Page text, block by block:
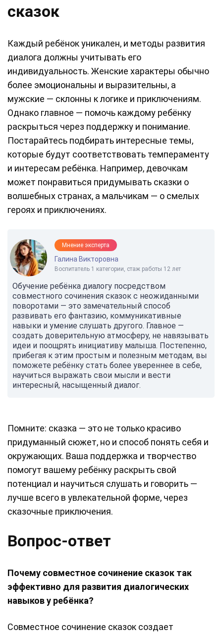
сказок
Каждый ребёнок уникален, и методы развития
диалога должны учитывать его
индивидуальность. Женские характеры обычно
более эмоциональны и выразительны, а
мужские — склонны к логике и приключениям.
Однако главное — помочь каждому ребёнку
раскрыться через поддержку и понимание.
Постарайтесь подбирать интересные темы,
которые будут соответствовать темпераменту
и интересам ребёнка. Например, девочкам
может понравиться придумывать сказки о
волшебных странах, а мальчикам — о смелых
героях и приключениях.
Мнение эксперта
Галина Викторовна
Воспитатель 1 категории, стаж работы 12 лет
Обучение ребёнка диалогу посредством
совместного сочинения сказок с неожиданными
поворотами — это замечательный способ
развивать его фантазию, коммуникативные
навыки и умение слушать другого. Главное —
создать доверительную атмосферу, не навязывать
идеи и поощрять инициативу малыша. Постепенно,
прибегая к этим простым и полезным методам, вы
поможете ребёнку стать более увереннее в себе,
научиться выражать свои мысли и вести
интересный, насыщенный диалог.
Помните: сказка — это не только красиво
придуманный сюжет, но и способ понять себя и
окружающих. Ваша поддержка и творчество
помогут вашему ребёнку раскрыть свой
потенциал и научиться слушать и говорить —
лучше всего в увлекательной форме, через
сказочные приключения.
Вопрос-ответ
Почему совместное сочинение сказок так
эффективно для развития диалогических
навыков у ребёнка?
Совместное сочинение сказок создает